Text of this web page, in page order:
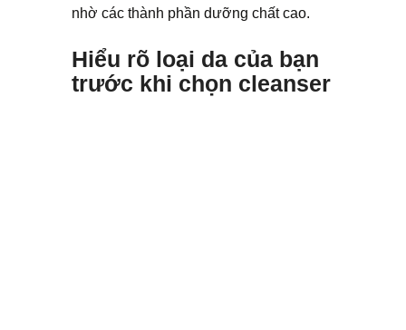
nhờ các thành phần dưỡng chất cao.
Hiểu rõ loại da của bạn
trước khi chọn cleanser